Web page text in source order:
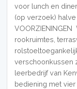
voor lunch en
(op verzoek)
rookruimtes,
verschoonkussen
leerbedrijf van
bediening met